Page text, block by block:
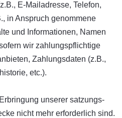
E-Mailadresse, Telefon,
in Anspruch genommene
und Informationen, Namen
wir zahlungspflichtige
Zahlungsdaten (z.B.,
etc.).
unserer satzungs-
nicht mehr erforderlich sind.